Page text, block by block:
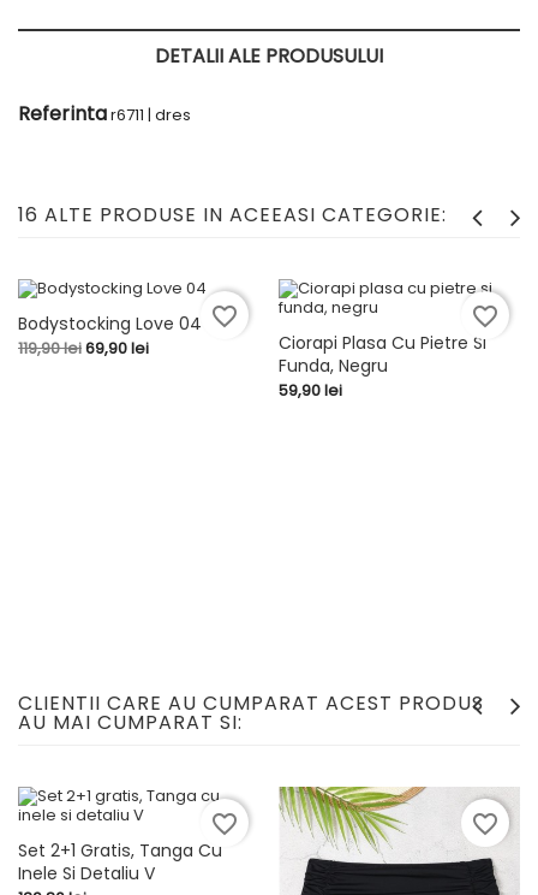
DETALII ALE PRODUSULUI
Referintar6711 | dres
16 ALTE PRODUSE IN ACEEASI CATEGORIE:
Bodystocking Love 04
Pret
119,90 leiPret
69,90 lei
-50,00 LEI
favorite_border
Ciorapi Plasa Cu Pietre Si
Funda, Negru
Pret
59,90 lei
favorite_border
CLIENTII CARE AU CUMPARAT ACEST PRODUS
AU MAI CUMPARAT SI:
Set 2+1 Gratis, Tanga Cu
Inele Si Detaliu V
favorite_border favorite_border